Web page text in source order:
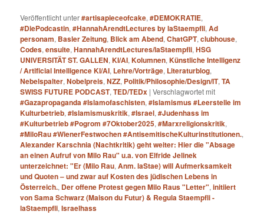
Veröffentlicht unter#artisapieceofcake,#DEMOKRATIE,
#DiePodcastin,#HannahArendtLectures by laStaempfli,Ad
personam, Basler Zeitung, Blick am Abend,ChatGPT,clubhouse,
Codes,ensuite,HannahArendtLectures/laStaempfli,HSG
UNIVERSITÄT ST. GALLEN,KI/AI,Kolumnen,Künstliche Intelligenz
/ Artificial Intelligence KI/AI, Lehre/Vorträge, Literaturblog,
Nebelspalter,Nobelpreis,NZZ, Politik/Philosophie/Design/IT,TA
SWISS FUTURE PODCAST,TED/TEDx |Verschlagwortet mit
#Gazapropaganda #Islamofaschisten,#Islamismus #Leerstelle im
Kulturbetrieb,#Islamismuskritik,#Israel,#Judenhass im
#Kulturbetrieb #Pogrom #7Oktober2025,#Marxreligionskritik,
#MiloRau #WienerFestwochen #AntisemitischeKulturinstitutionen.,
Alexander Karschnia (Nachtkritik) geht weiter: Hier die "Absage
an einen Aufruf von Milo Rau" u.a. von Elfride Jelinek
unterzeichnet: "Er (Milo Rau,Anm. laStae) will Aufmerksamkeit
und Quoten – und zwar auf Kosten des jüdischen Lebens in
Österreich., Der offene Protest gegen Milo Raus "Letter",initiiert
von Sama Schwarz (Maison du Futur) & Regula Staempfli -
laStaempfli,Israelhass